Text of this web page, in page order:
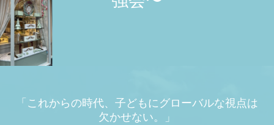
「これからの時代、子どもにグローバルな視点は
欠かせない。」